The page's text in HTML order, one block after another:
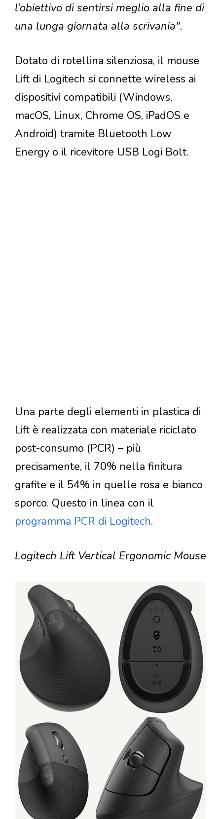
l’obiettivo di sentirsi meglio alla fine di
una lunga giornata alla scrivania".
Dotato di rotellina silenziosa, il mouse
Lift di Logitech si connette wireless ai
dispositivi compatibili (Windows,
macOS, Linux, Chrome OS, iPadOS e
Android) tramite Bluetooth Low
Energy o il ricevitore USB Logi Bolt.
Una parte degli elementi in plastica di
Lift è realizzata con materiale riciclato
post-consumo (PCR) – più
precisamente, il 70% nella finitura
grafite e il 54% in quelle rosa e bianco
sporco. Questo in linea con il
programma PCR di Logitech.
Logitech Lift Vertical Ergonomic Mouse